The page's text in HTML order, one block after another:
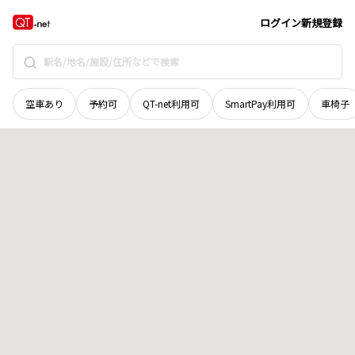
ログイン新規登録
空車あり 予約可 QT-net利用可 SmartPay利用可 車椅子
岡山県